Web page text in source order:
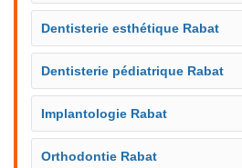
Dentisterie esthétique Rabat
Dentisterie pédiatrique Rabat
Implantologie Rabat
Orthodontie Rabat